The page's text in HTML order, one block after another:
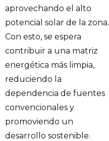
aprovechando el alto
potencial solar de la zona.
Con esto, se espera
contribuir a una matriz
energética más limpia,
reduciendo la
dependencia de fuentes
convencionales y
promoviendo un
desarrollo sostenible.